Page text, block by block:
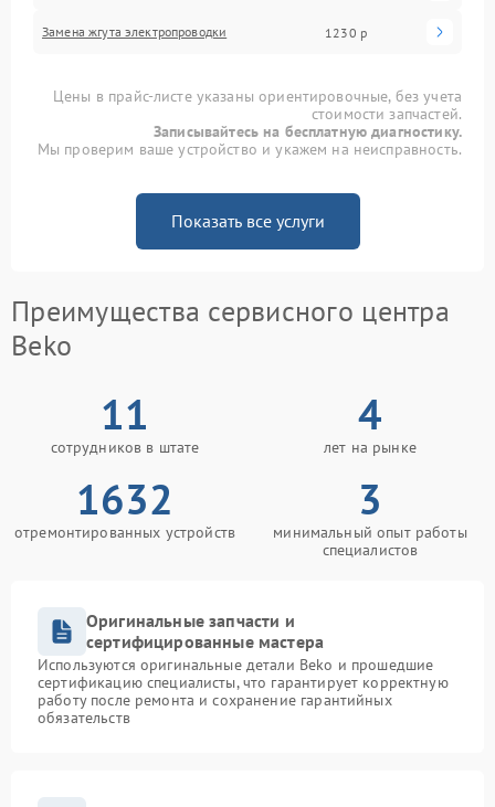
Замена жгута электропроводки 1230 р
Цены в прайс-листе указаны ориентировочные, без учета
стоимости запчастей.
Записывайтесь на бесплатную диагностику.
Мы проверим ваше устройство и укажем на неисправность.
Показать все услуги
Преимущества сервисного центра
Beko
11
сотрудников в штате
4
лет на рынке
1632
отремонтированных устройств
3
минимальный опыт работы
специалистов
Оригинальные запчасти и
сертифицированные мастера
Используются оригинальные детали Beko и прошедшие
сертификацию специалисты, что гарантирует корректную
работу после ремонта и сохранение гарантийных
обязательств